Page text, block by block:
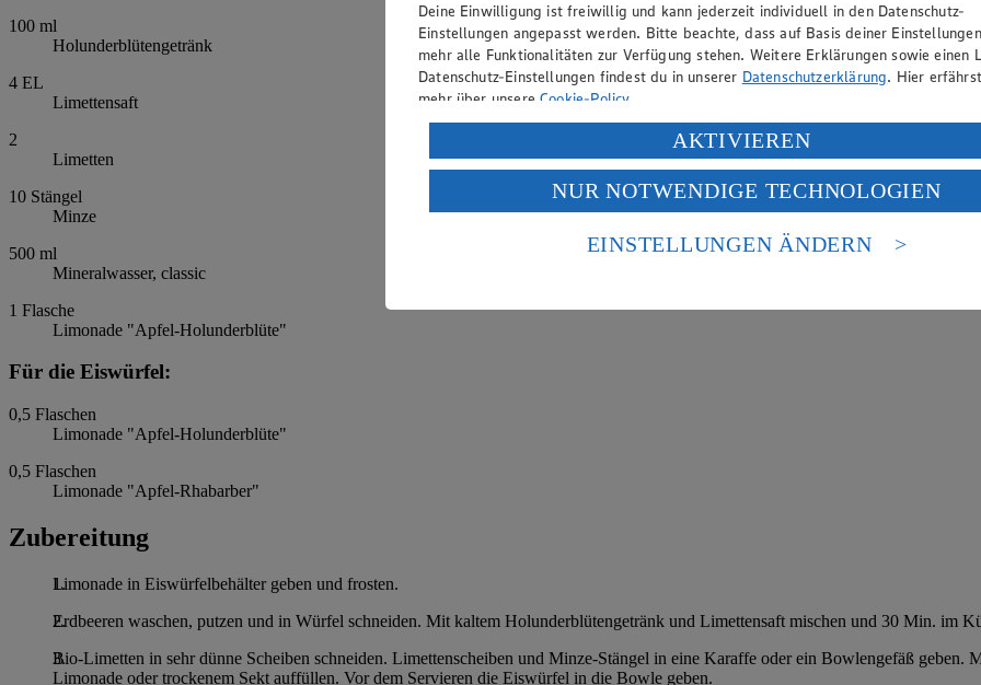
100 ml
Holunderblütengetränk
4 EL
Limettensaft
2
Limetten
10 Stängel
Minze
500 ml
Mineralwasser, classic
1 Flasche
Limonade "Apfel-Holunderblüte"
Für die Eiswürfel:
0,5 Flaschen
Limonade "Apfel-Holunderblüte"
0,5 Flaschen
Limonade "Apfel-Rhabarber"
Zubereitung
Limonade in Eiswürfelbehälter geben und frosten.
Erdbeeren waschen, putzen und in Würfel schneiden. Mit kaltem Holunderblütengetränk und Limettensaft mischen und 30 Min. im
Bio-Limetten in sehr dünne Scheiben schneiden. Limettenscheiben und Minze-Stängel in eine Karaffe oder ein Bowlengefäß geben.
Limonade oder trockenem Sekt auffüllen. Vor dem Servieren die Eiswürfel in die Bowle geben.
Deine Einwilligung ist freiwillig und kann jederzeit individuell in den Datenschutz-
Einstellungen angepasst werden. Bitte beachte, dass auf Basis deiner
mehr alle Funktionalitäten zur Verfügung stehen. Weitere Erklärungen sowie einen
Datenschutz-Einstellungen findest du in unserer Datenschutzerklärung. Hier
mehr über unsereCookie-Policy.
Verarbeitung deiner personenbezogenen Daten in den USA durch Facebook und
Wenn du auf „Aktivieren“ klickst, willigst du im Sinne des Art. 49 Abs. 1 Satz 1 lit.
ein, dass deine Daten in den USA verarbeitet werden. Der EuGH sieht die USA als
einem nach europäischen Standards nicht angemessenen Datenschutzniveau an. Es
Risiko eines Zugriffs durch US-amerikanische Behörden.
AKTIVIEREN
NUR NOTWENDIGE TECHNOLOGIEN
EINSTELLUNGEN ÄNDERN